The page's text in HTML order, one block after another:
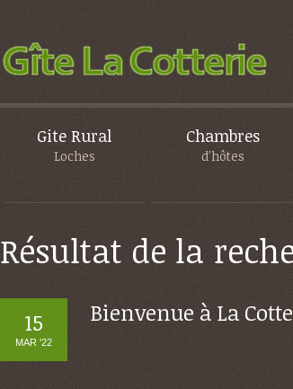
Gite Rural
Loches
Chambres
d'hôtes
Résultat de la
15
MAR '22
Bienvenue à La